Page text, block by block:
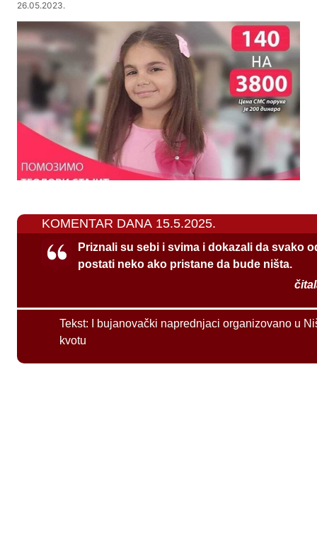
26.05.2023.
KOMENTAR DANA 15.5.2025.
Priznali su sebi i svima i dokazali da svako
postati neko ako pristane da bude ništa.
Tekst:
I bujanovački naprednjaci organizovano u
kvotu